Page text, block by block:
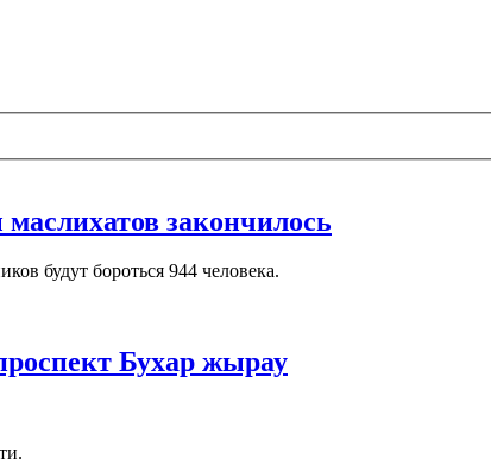
закончилось
будут бороться 944 человека.
Бухар жырау